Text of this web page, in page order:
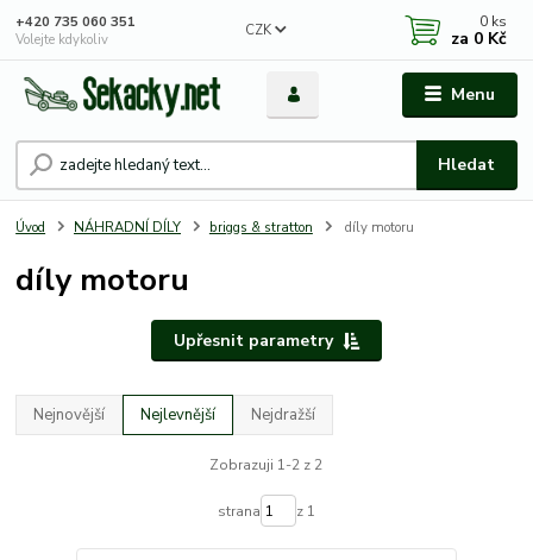
Menu
CZK
Hledat
+420 735 060 351
Volejte kdykoliv
0 ks
za 0 Kč
Úvod NÁHRADNÍ DÍLY briggs & stratton díly motoru
díly motoru
Upřesnit parametry
Nejnovější Nejlevnější Nejdražší
Zobrazuji 1-2 z 2
strana z 1